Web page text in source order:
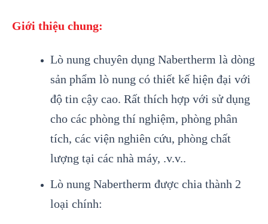
Giới thiệu chung:
Lò nung chuyên dụng Nabertherm là dòng
sản phẩm lò nung có thiết kế hiện đại với
độ tin cậy cao. Rất thích hợp với sử dụng
cho các phòng thí nghiệm, phòng phân
tích, các viện nghiên cứu, phòng chất
lượng tại các nhà máy, .v.v..
Lò nung Nabertherm được chia thành 2
loại chính: